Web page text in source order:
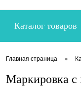
Каталог товаров
Главная страница •
Маркировка